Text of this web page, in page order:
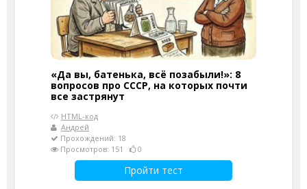
«Да вы, батенька, всё позабыли!»: 8
вопросов про СССР, на которых почти
все застрянут
HTML-код
Андрей
Прохождений: 18
Просмотров: 151
0
Пройти тест